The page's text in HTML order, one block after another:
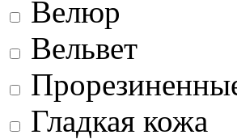
Велюр
Вельвет
Гладкая кожа